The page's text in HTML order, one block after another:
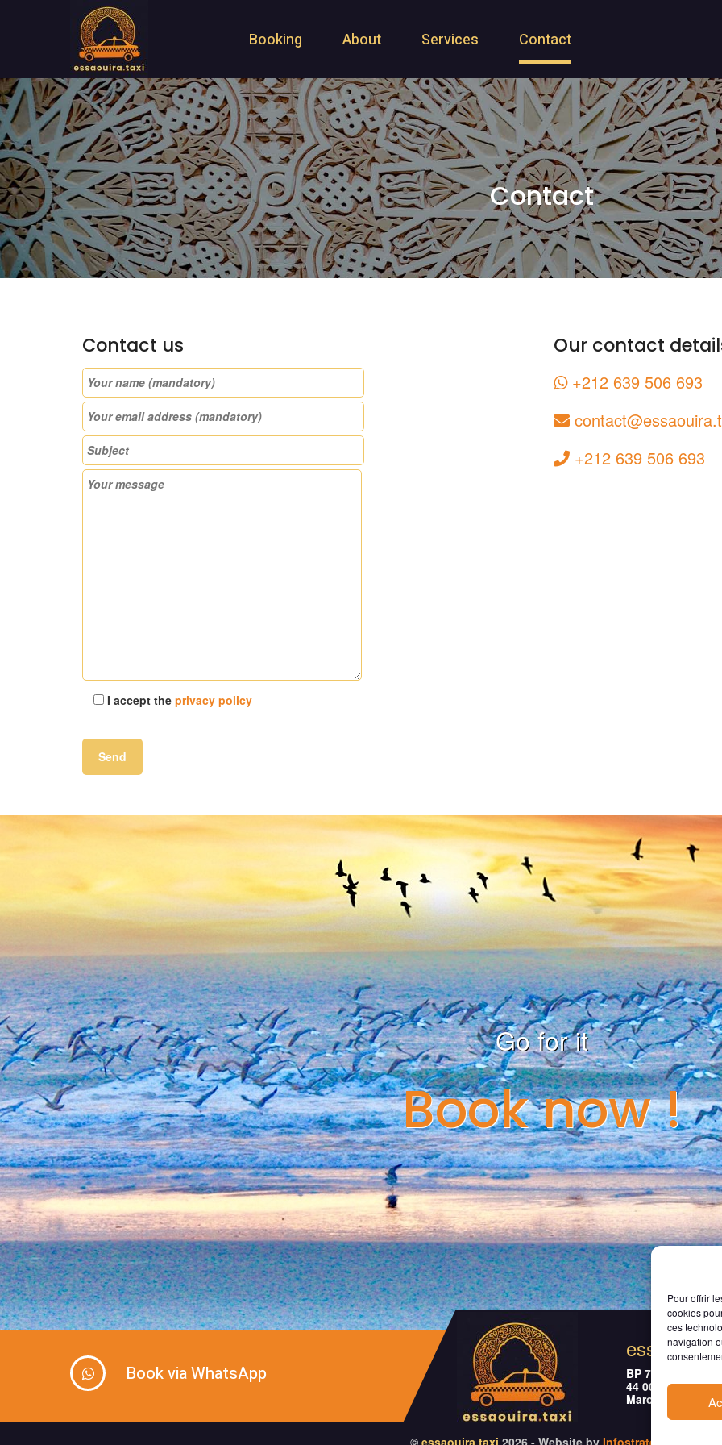
Pour offrir
cookies
ces
navigation
Booking About Services Contact
Contact
Contact us
I accept the privacy policy
Our contact
+212 639 506 693
+212 639 506 693
Go for it
Book now !
Book via WhatsApp
essaouira.
BP 76 - Had Draa
44 000 Essaouira
Maroc
© essaouira taxi 2026 - Website by Infostrategie